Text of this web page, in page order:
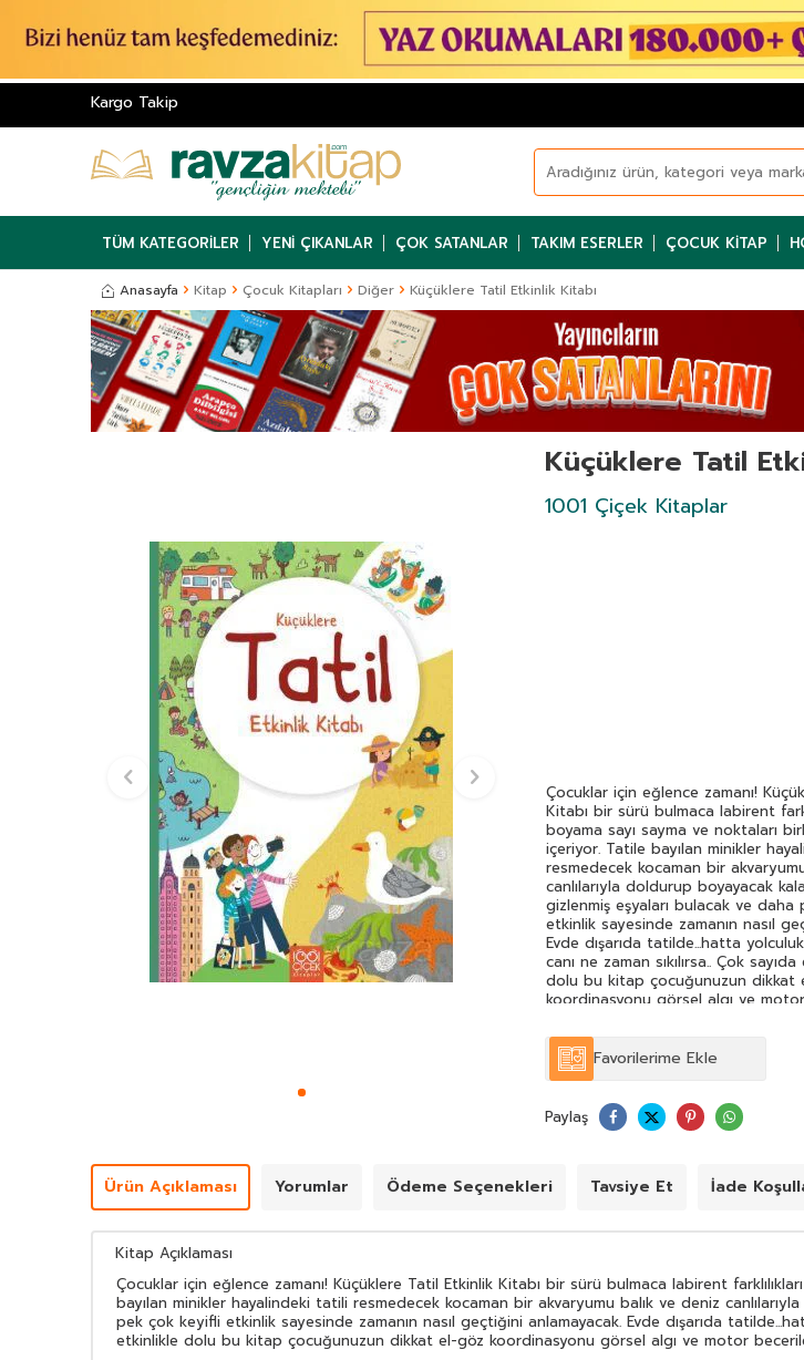
Kargo Takip
TÜM KATEGORILER YENI ÇIKANLAR ÇOK SATANLAR TAKIM ESERLER ÇOCUK KITAP
Anasayfa Kitap Çocuk Kitapları Diğer Küçüklere Tatil Etkinlik Kitabı
Küçüklere Tatil
1001 Çiçek Kitaplar
Çocuklar için eğlence zamanı!
Kitabı bir sürü bulmaca labirent
boyama sayı sayma ve noktaları
içeriyor. Tatile bayılan minikler
resmedecek kocaman bir
canlılarıyla doldurup boyayacak
gizlenmiş eşyaları bulacak ve
etkinlik sayesinde zamanın nasıl
Evde dışarıda tatilde...hatta
canı ne zaman sıkılırsa.. Çok
dolu bu kitap çocuğunuzun dikkat
koordinasyonu görsel algı ve
düşürmeyecek!
Favorilerime Ekle
Paylaş
Ürün Açıklaması Yorumlar Ödeme Seçenekleri Tavsiye Et İade
Kitap Açıklaması
Çocuklar için eğlence zamanı! Küçüklere Tatil Etkinlik Kitabı bir sürü bulmaca labirent
bayılan minikler hayalindeki tatili resmedecek kocaman bir akvaryumu balık ve deniz
pek çok keyifli etkinlik sayesinde zamanın nasıl geçtiğini anlamayacak. Evde dışarıda
etkinlikle dolu bu kitap çocuğunuzun dikkat el-göz koordinasyonu görsel algı ve motor